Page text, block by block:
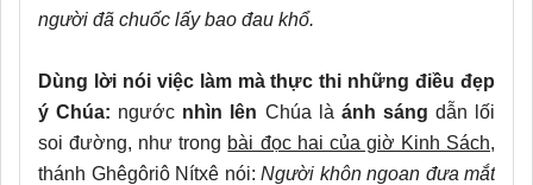
người đã chuốc lấy bao đau khổ.
Dùng lời nói việc làm mà thực thi những điều đẹp
ý Chúa: ngước nhìn lên Chúa là ánh sáng dẫn lối
soi đường, như trong bài đọc hai của giờ Kinh Sách,
thánh Ghêgôriô Nítxê nói: Người khôn ngoan đưa mắt